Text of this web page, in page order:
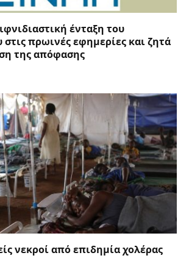
ένταξη του
στις πρωινές εφημερίες και ζητά
της απόφασης
νεκροί από επιδημία χολέρας